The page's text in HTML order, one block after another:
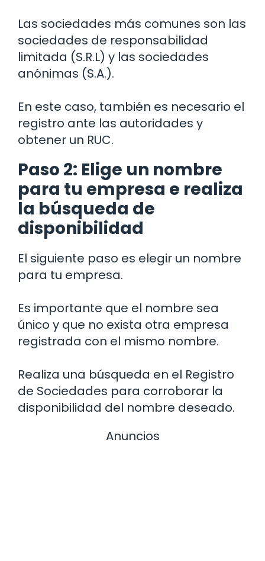
Las sociedades más comunes son las
sociedades de responsabilidad
limitada (S.R.L) y las sociedades
anónimas (S.A.).
En este caso, también es necesario el
registro ante las autoridades y
obtener un RUC.
Paso 2: Elige un nombre
para tu empresa e realiza
la búsqueda de
disponibilidad
El siguiente paso es elegir un nombre
para tu empresa.
Es importante que el nombre sea
único y que no exista otra empresa
registrada con el mismo nombre.
Realiza una búsqueda en el Registro
de Sociedades para corroborar la
disponibilidad del nombre deseado.
Anuncios